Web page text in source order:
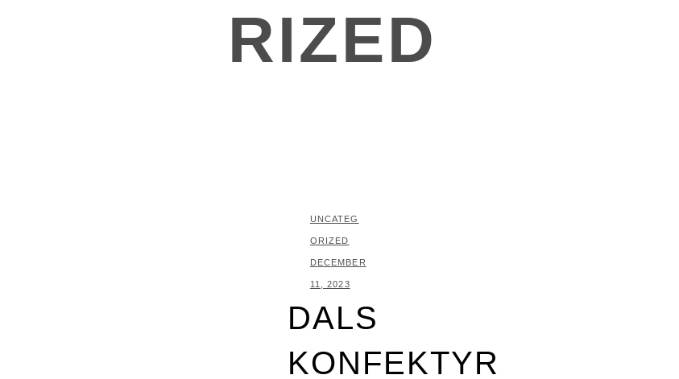
RIZED
KATEGORIER:
UNCATEG
ORIZED
PUBLICERAT
DECEMBER
11, 2023
DALS
KONFEKTYR